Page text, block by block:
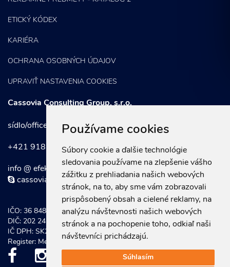
Používame cookies
Súbory cookie a ďalšie technológie
sledovania používame na zlepšenie vášho
zážitku z prehliadania našich webových
stránok, na to, aby sme vám zobrazovali
prispôsobený obsah a cielené reklamy, na
analýzu návštevnosti našich webových
stránok a na pochopenie toho, odkiaľ naši
návštevníci prichádzajú.
Súhlasím
ETICKÝ KÓDEX
KARIÉRA
OCHRANA OSOBNÝCH ÚDAJOV
UPRAVIŤ NASTAVENIA COOKIES
Cassovia Consulting Group, s.r.o.
sídlo/office: Kuzmányho 37, 040 01 Košice
+421 918 752 197
info @ efektivnymarketing . sk
cassoviaconsultinggroup
IČO: 36 848 921
DIČ: 202 247 0934
IČ DPH: SK202 247 0934
Register: Mestský súd Košice, Odd. Sro vložka č.: 20581/V